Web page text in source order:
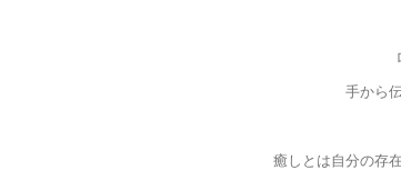
手から
癒しとは自分の存